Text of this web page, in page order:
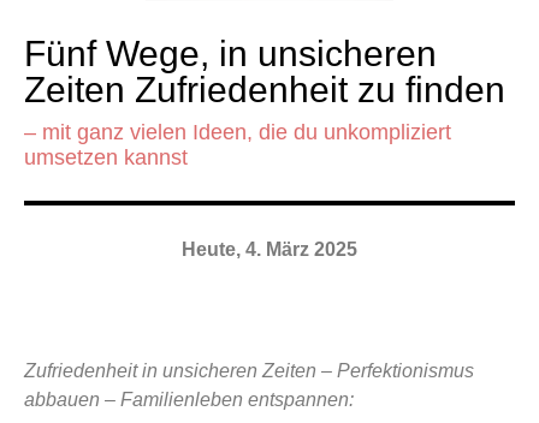
Fünf Wege, in unsicheren
Zeiten Zufriedenheit zu finden
– mit ganz vielen Ideen, die du unkompliziert
umsetzen kannst
Heute, 4. März 2025
Zufriedenheit in unsicheren Zeiten – Perfektionismus
abbauen – Familienleben entspannen: